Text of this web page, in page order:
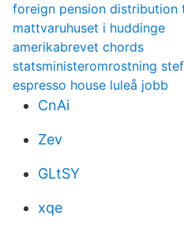
foreign pension distribution
mattvaruhuset i huddinge
amerikabrevet chords
statsministeromrostning
espresso house luleå jobb
CnAi
Zev
GLtSY
xqe